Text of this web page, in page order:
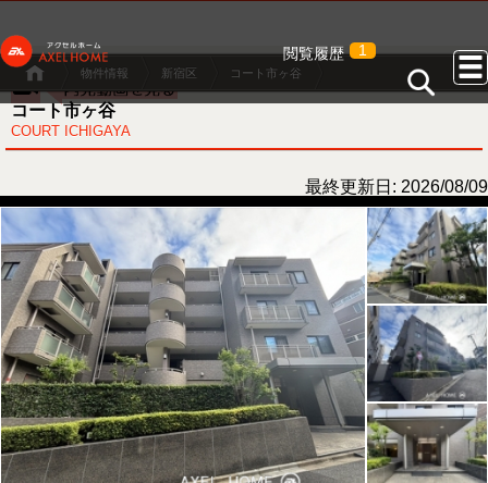
閲覧履歴 1
物件情報 新宿区 コート市ヶ谷
コート市ヶ谷
COURT ICHIGAYA
最終更新日: 2026/08/09